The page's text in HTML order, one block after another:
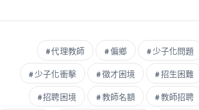
代理教師 偏鄉 少子化問題
少子化衝擊 徵才困境 招生困難
招聘困境 教師名額 教師招聘